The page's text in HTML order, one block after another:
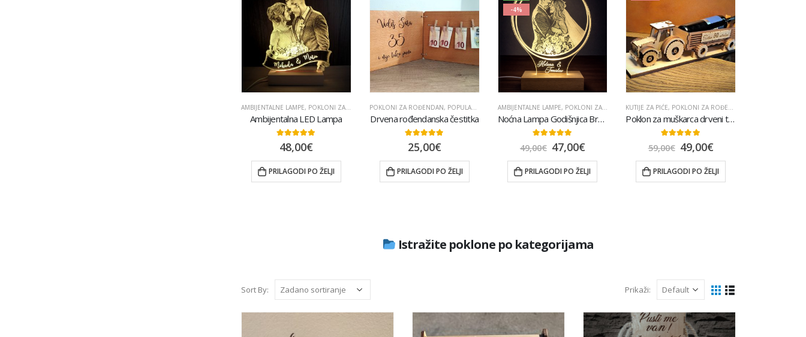
AMBIJENTALNE LAMPE, POKLONI ZA ROĐENDAN ,VJENČANJA
Ambijentalna LED Lampa
5.00 out of 5
48,00€
PRILAGODI PO ŽELJI
POKLONI ZA ROĐENDAN, POPULARNO RAZNO
Drvena rođendanska čestitka
4.83 out of 5
25,00€
PRILAGODI PO ŽELJI
-4%
AMBIJENTALNE LAMPE, POKLONI ZA ROĐENDAN ,POPULARNO
Noćna Lampa Godišnjica Braka
out of 5
49,00€ 47,00€
PRILAGODI PO ŽELJI
KUTIJE ZA PIĆE, POKLONI ZA ROĐENDAN
Poklon za muškarca drveni traktor
out of 5
59,00€ 49,00€
PRILAGODI PO ŽELJI
Istražite poklone po kategorijama
Sort By: Prikaži: